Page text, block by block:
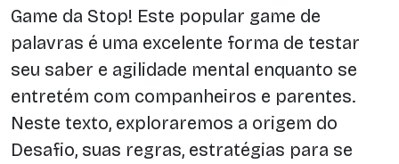
Game da Stop! Este popular game de
palavras é uma excelente forma de testar
seu saber e agilidade mental enquanto se
entretém com companheiros e parentes.
Neste texto, exploraremos a origem do
Desafio, suas regras, estratégias para se